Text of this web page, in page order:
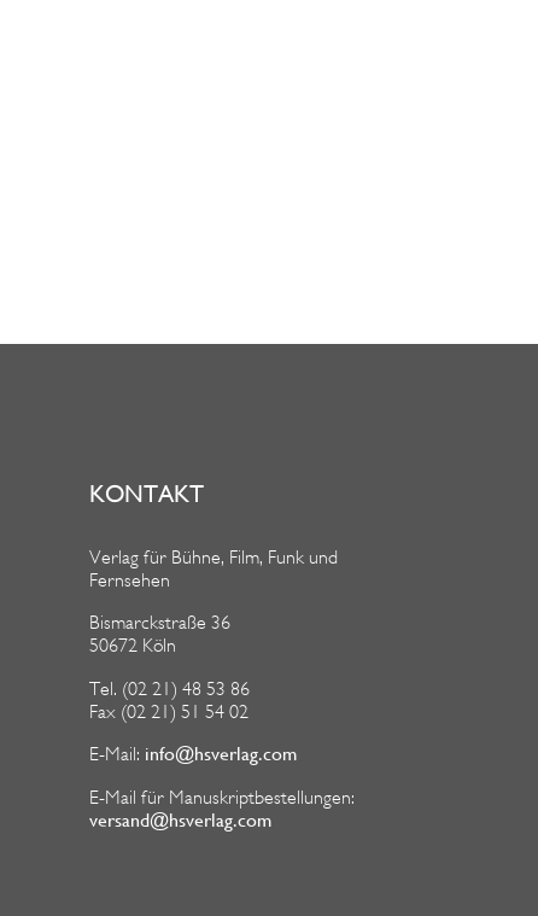
KONTAKT
Verlag für Bühne, Film, Funk und
Fernsehen
Bismarckstraße 36
50672 Köln
Tel. (02 21) 48 53 86
Fax (02 21) 51 54 02
E-Mail: info@hsverlag.com
E-Mail für Manuskriptbestellungen:
versand@hsverlag.com